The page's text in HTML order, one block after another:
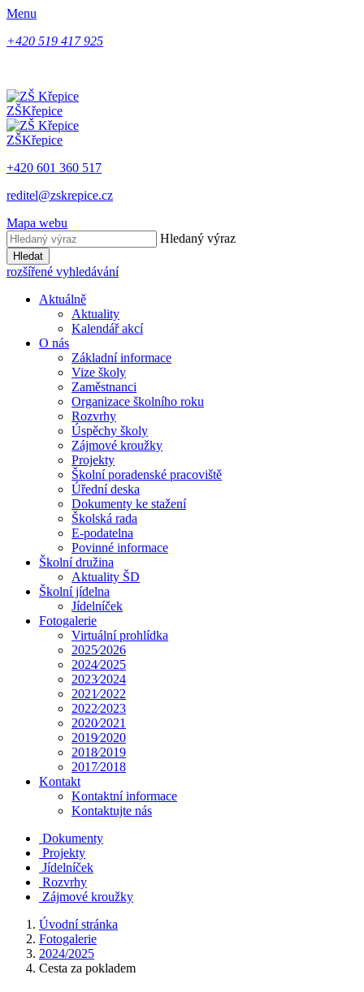
Menu
+420 519 417 925
ZŠKřepice
ZŠKřepice
+420 601 360 517
reditel@zskrepice.cz
Mapa webu
Hledaný výraz
Hledat
rozšířené vyhledávání
Aktuálně
Aktuality
Kalendář akcí
O nás
Základní informace
Vize školy
Zaměstnanci
Organizace školního roku
Rozvrhy
Úspěchy školy
Zájmové kroužky
Projekty
Školní poradenské pracoviště
Úřední deska
Dokumenty ke stažení
Školská rada
E-podatelna
Povinné informace
Školní družina
Aktuality ŠD
Školní jídelna
Jídelníček
Fotogalerie
Virtuální prohlídka
2025⁄2026
2024⁄2025
2023⁄2024
2021⁄2022
2022⁄2023
2020⁄2021
2019⁄2020
2018⁄2019
2017⁄2018
Kontakt
Kontaktní informace
Kontaktujte nás
Dokumenty
Projekty
Jídelníček
Rozvrhy
Zájmové kroužky
Úvodní stránka
Fotogalerie
2024/2025
Cesta za pokladem